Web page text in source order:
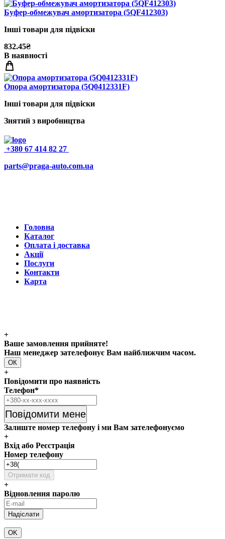
Буфер-обмежувач амортизатора (5QF412303)
Інші товари для підвіски
832.45₴
В наявності
Опора амортизатора (5Q0412331F)
Інші товари для підвіски
Знятий з виробництва
+380 67 414 82 27
parts@praga-auto.com.ua
Головна
Каталог
Оплата і доставка
Акції
Послуги
Контакти
Карта
+
Ваше замовлення прийняте!
Наш менеджер зателефонує Вам найближчим часом.
ОК
+
Повідомити про наявність
Телефон*
Повідомити мене
Залиште номер телефону і ми Вам зателефонуємо
+
Вхід або Реєстрація
Номер телефону
Отримати код
+
Відновлення паролю
OK